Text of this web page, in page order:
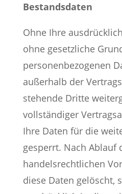
Bestandsdaten
Ohne Ihre
ohne gesetzliche
personenbezogenen
außerhalb der
stehende Dritte
vollständiger
Ihre Daten für die
gesperrt. Nach Ablauf
handelsrechtlichen
diese Daten gelöscht,